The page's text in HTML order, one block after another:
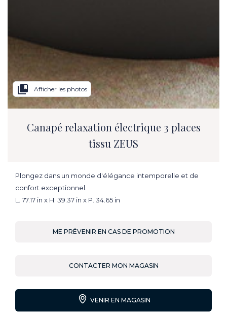
collections_bookmark Afficher les photos
Canapé relaxation électrique 3 places
tissu ZEUS
Plongez dans un monde d'élégance intemporelle et de
confort exceptionnel.
L. 77.17 in x H. 39.37 in x P. 34.65 in
ME PRÉVENIR EN CAS DE PROMOTION
CONTACTER MON MAGASIN
VENIR EN MAGASIN